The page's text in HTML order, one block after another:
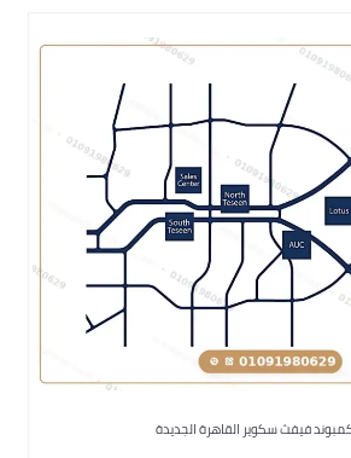
فيفث سكوير القاهرة الجديدة